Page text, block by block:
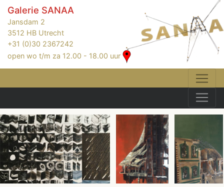
Galerie SANAA
Jansdam 2
3512 HB Utrecht
+31 (0)30 2367242
open wo t/m za 12.00 - 18.00 uur